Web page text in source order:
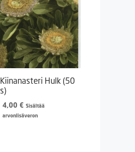
Kiinanasteri Hulk (50
s)
4,00 € Sisältää
arvonlisäveron